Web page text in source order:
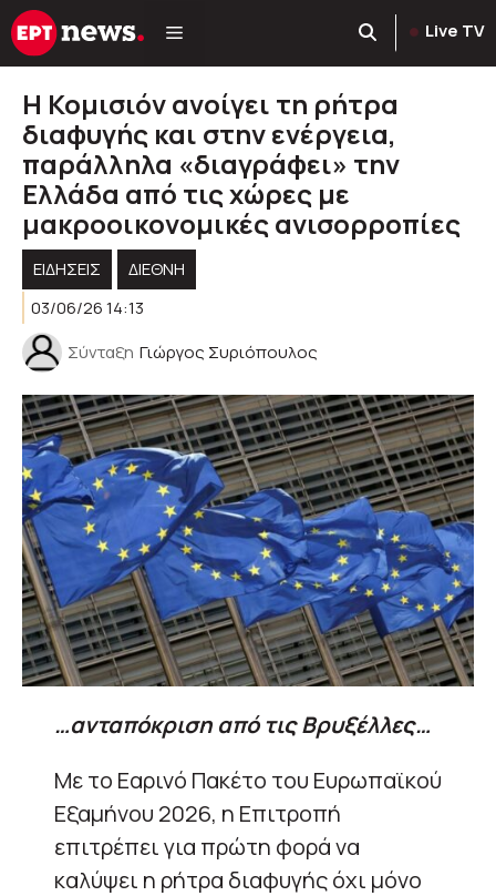
Μετάβαση
σε
Live TV
Η Κομισιόν ανοίγει τη ρήτρα
διαφυγής και στην ενέργεια,
παράλληλα «διαγράφει» την
Ελλάδα από τις χώρες με
μακροοικονομικές ανισορροπίες
ΕΙΔΗΣΕΙΣ
ΔΙΕΘΝΗ
03/06/26 14:13
Σύνταξη Γιώργος Συριόπουλος
…ανταπόκριση από τις Βρυξέλλες…
Με το Εαρινό Πακέτο του Ευρωπαϊκού
Εξαμήνου 2026, η Επιτροπή
επιτρέπει για πρώτη φορά να
καλύψει η ρήτρα διαφυγής όχι μόνο